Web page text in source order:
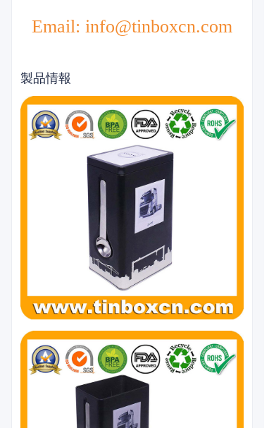
Email: info@tinboxcn.com
製品情報